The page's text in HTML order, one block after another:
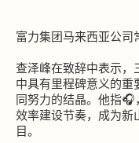
富力集团马来西亚公
查泽峰在致辞中表示，
中具有里程碑意义的
同努力的结晶。他指
效率建设节奏，成为新
目。